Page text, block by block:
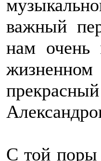
важный
нам очень
С той поры